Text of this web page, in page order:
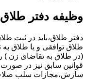
وظیفه دفتر
دفتر طلاق،باید در
طلاق توافقی و یا طلاق
قوانین سابق نیز در
سازش،مجازات سلب